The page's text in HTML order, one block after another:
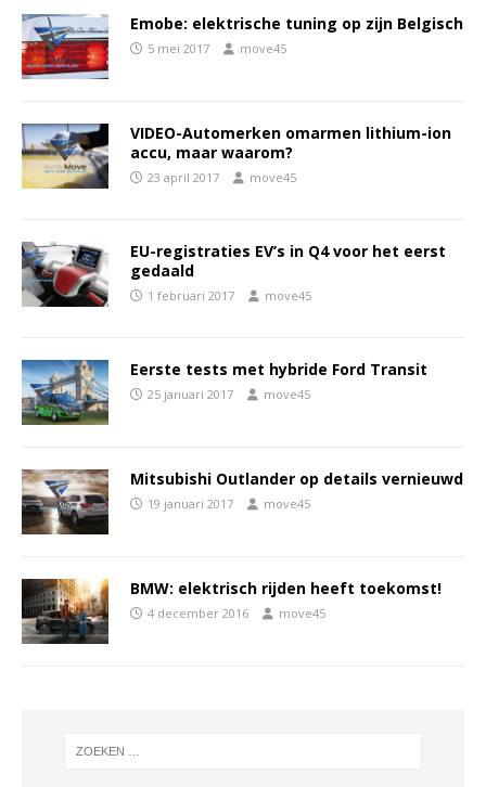
Emobe: elektrische tuning op zijn Belgisch
5 mei 2017 move45
VIDEO-Automerken omarmen lithium-ion
accu, maar waarom?
23 april 2017 move45
EU-registraties EV’s in Q4 voor het eerst
gedaald
1 februari 2017 move45
Eerste tests met hybride Ford Transit
25 januari 2017 move45
Mitsubishi Outlander op details vernieuwd
19 januari 2017 move45
BMW: elektrisch rijden heeft toekomst!
4 december 2016 move45